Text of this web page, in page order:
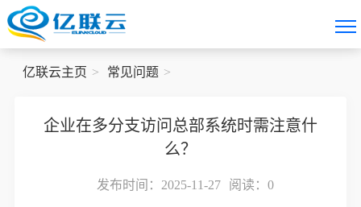
亿联云主页 常见问题
企业在多分支访问总部系统时需注意什
么？
发布时间：2025-11-27 阅读： 0